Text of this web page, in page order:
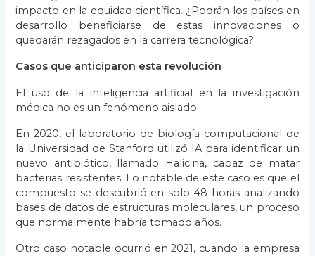
impacto en la equidad científica. ¿Podrán los países en
desarrollo beneficiarse de estas innovaciones o
quedarán rezagados en la carrera tecnológica?
Casos que anticiparon esta revolución
El uso de la inteligencia artificial en la investigación
médica no es un fenómeno aislado.
En 2020, el laboratorio de biología computacional de
la Universidad de Stanford utilizó IA para identificar un
nuevo antibiótico, llamado Halicina, capaz de matar
bacterias resistentes. Lo notable de este caso es que el
compuesto se descubrió en solo 48 horas analizando
bases de datos de estructuras moleculares, un proceso
que normalmente habría tomado años.
Otro caso notable ocurrió en 2021, cuando la empresa